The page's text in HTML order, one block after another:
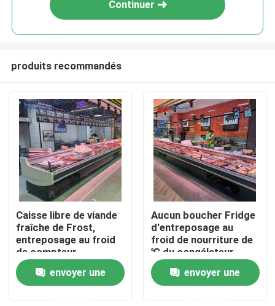
Maison
Produits
Continuer
produits recommandés
Caisse libre de viande
fraîche de Frost,
entreposage au froid
de compteur
d'affichage de la
viande 190Lenvoyer une
Aucun boucher Fridge
d'entreposage au
froid de nourriture de
℃ du congélateur
d'affichage de viande
de porte 0 - 5
envoyer une